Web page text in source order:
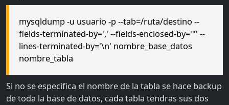
mysqldump -u usuario -p --tab=/ruta/destino --
fields-terminated-by=',' --fields-enclosed-by='"' --
lines-terminated-by='\n' nombre_base_datos
nombre_tabla
Si no se especifica el nombre de la tabla se hace backup
de toda la base de datos, cada tabla tendras sus dos